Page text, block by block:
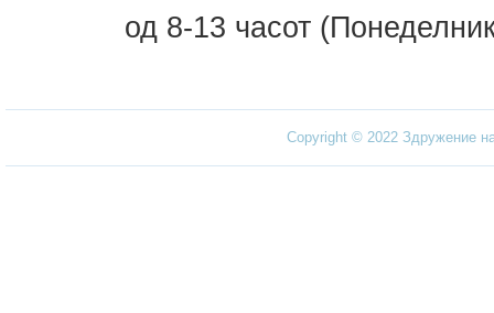
од 8-13 часот
Copyright © 2022 Здружение